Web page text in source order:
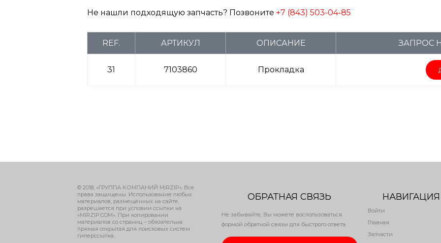
Не нашли подходящую запчасть? Позвоните +7 (843) 503-04-85
REF. АРТИКУЛ ОПИСАНИЕ ЗАПРОС
31 7103860 Прокладка
© 2018, «ГРУППА КОМПАНИЙ MIRZIP». Все
права защищены. Использование любых
материалов, размещённых на сайте,
разрешается при условии ссылки на
«MIRZIP.COM». При копировании
материалов со страниц – обязательна
прямая открытая для поисковых систем
гиперссылка.
ОБРАТНАЯ СВЯЗЬ
Не забывайте, Вы можете воспользоваться
формой обратной связи для быстрого ответа.
НАВИГАЦИЯ
Войти
Главная
Запчасти